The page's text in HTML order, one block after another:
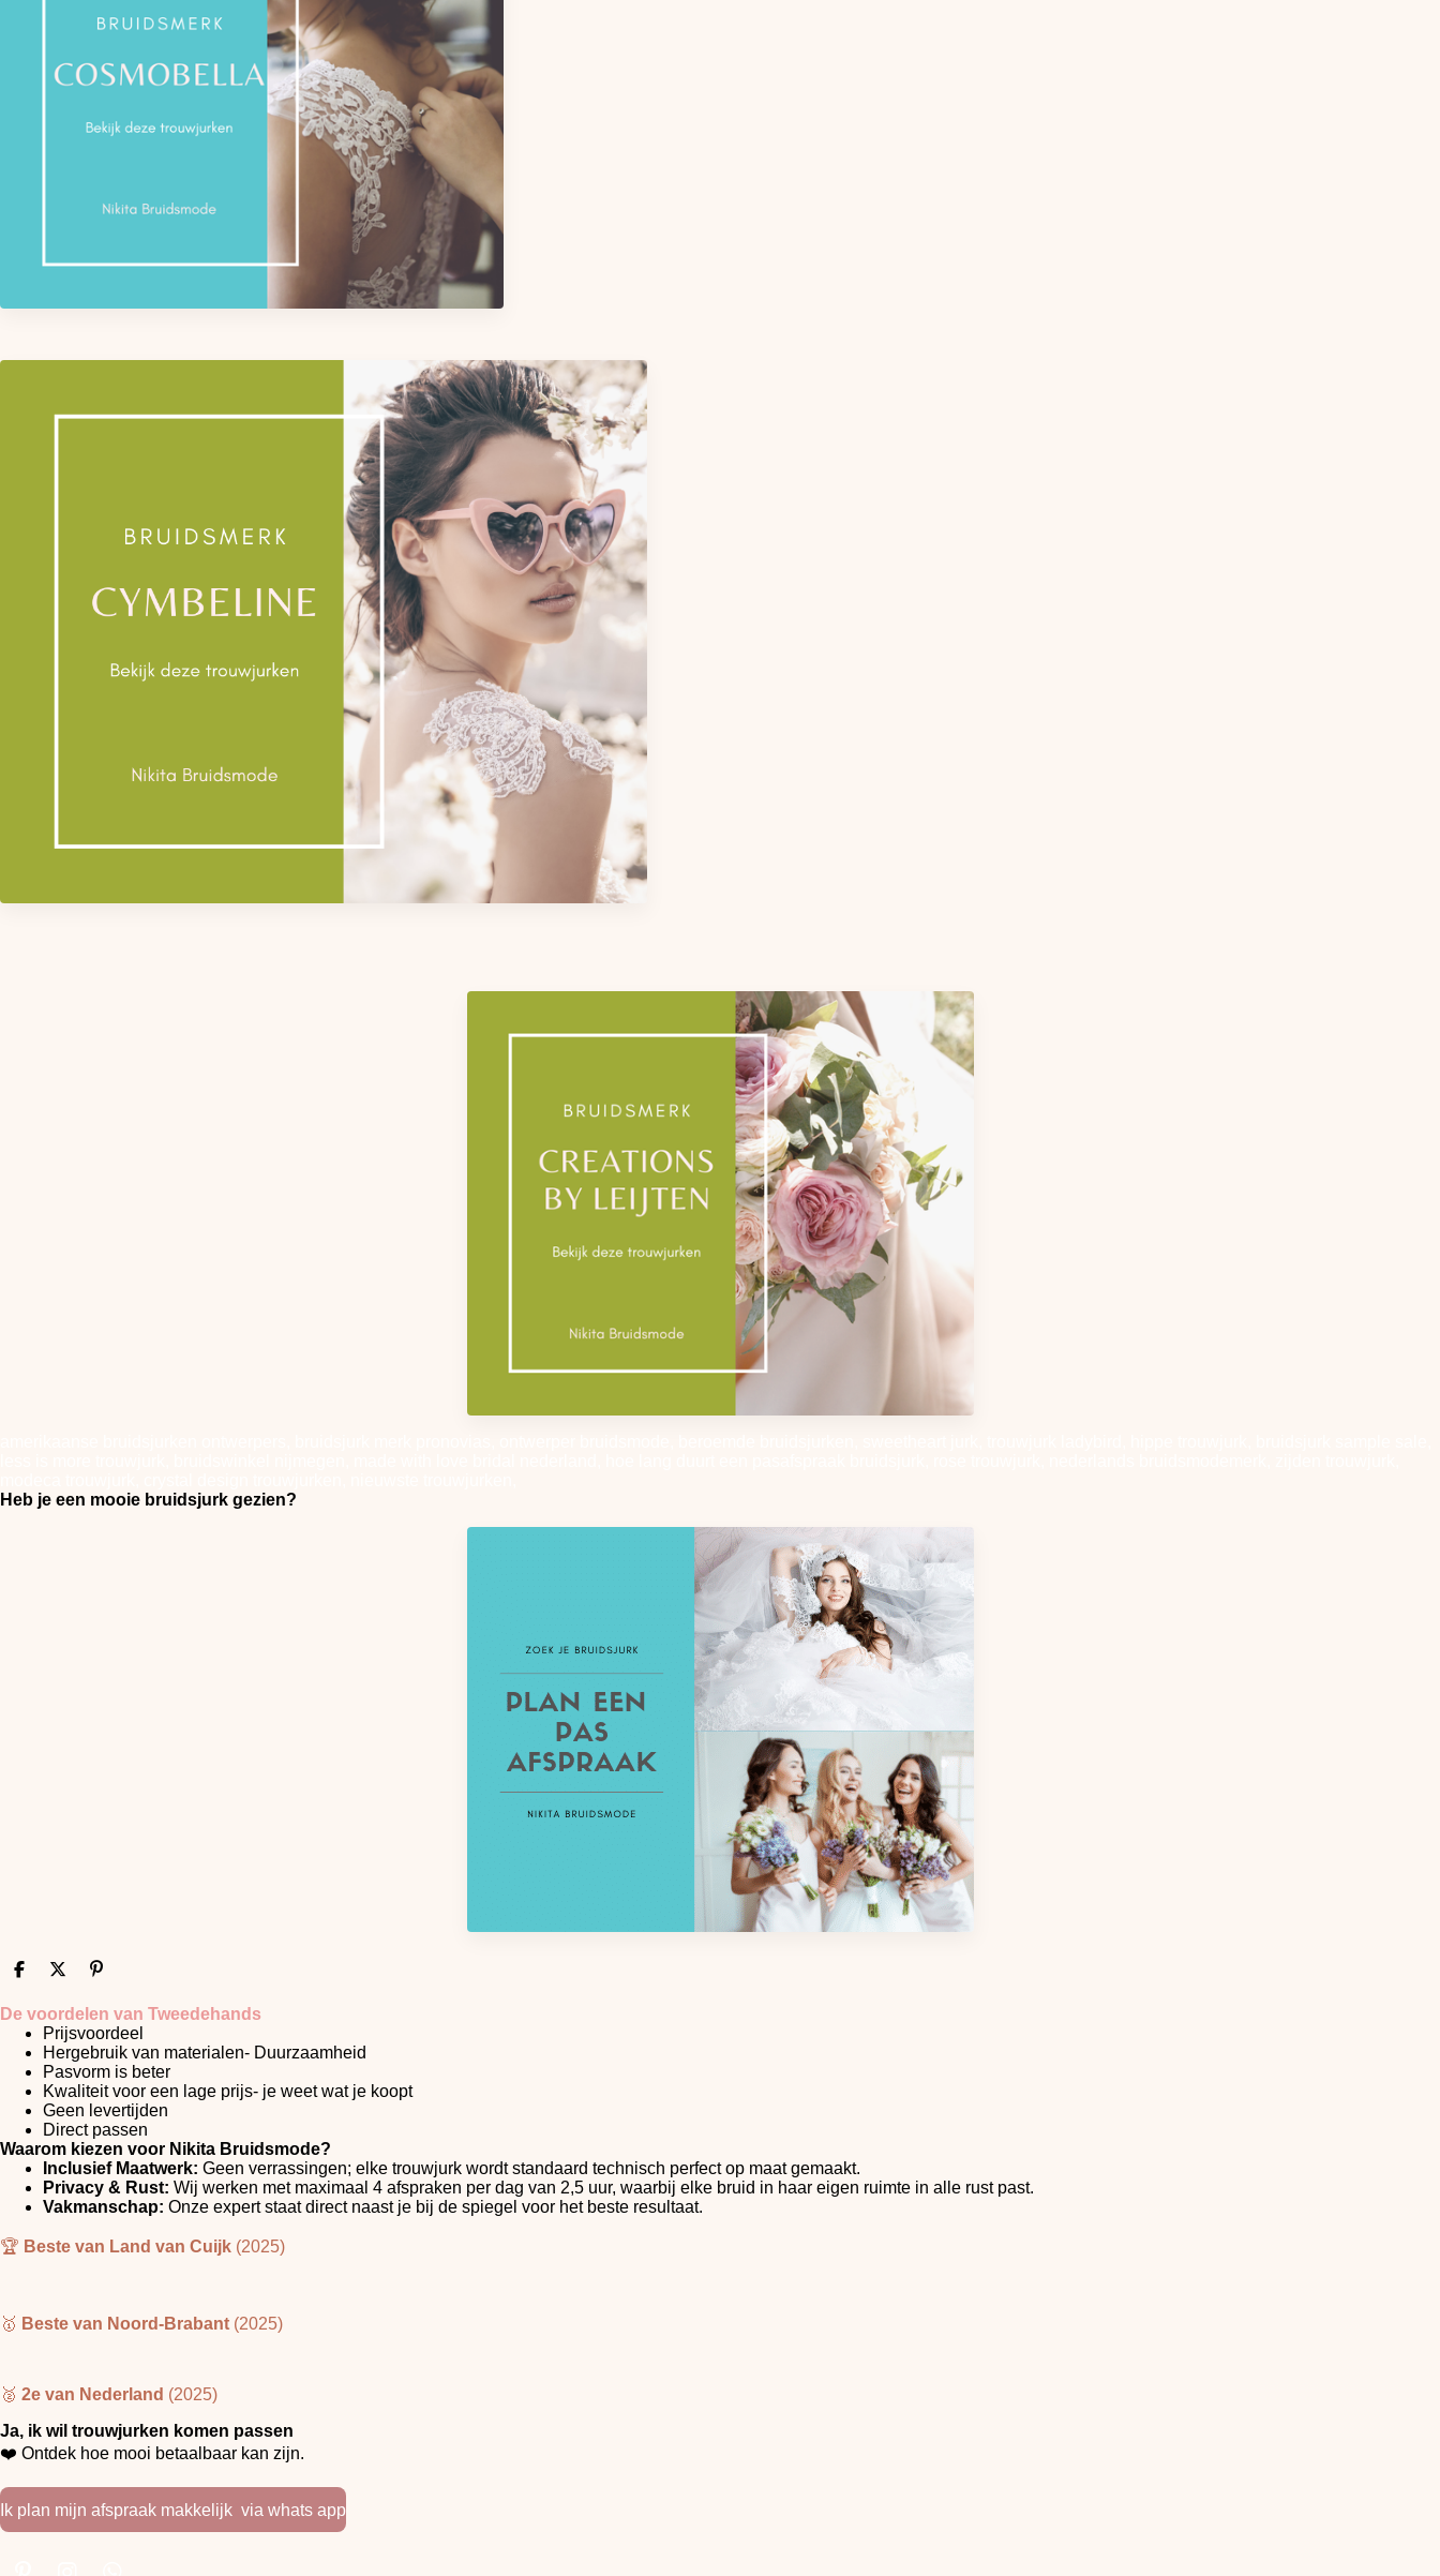
Heb je een mooie bruidsjurk gezien?
D
l
D
e
l
P
n
n
e
n
De voordelen van Tweedehands
Prijsvoordeel
Hergebruik van materialen- Duurzaamheid
Pasvorm is beter
Kwaliteit voor een lage prijs- je weet wat je koopt
Geen levertijden
Direct passen
Waarom kiezen voor Nikita Bruidsmode?
Inclusief Maatwerk: Geen verrassingen; elke trouwjurk wordt standaard technisch perfect op maat gemaakt.
Privacy & Rust: Wij werken met maximaal 4 afspraken per dag van 2,5 uur, waarbij elke bruid in haar eigen ruimte in alle rust past.
Vakmanschap: Onze expert staat direct naast je bij de spiegel voor het beste resultaat.
🏆 Beste van Land van Cuijk (2025)
🥇 Beste van Noord-Brabant (2025)
🥈 2e van Nederland (2025)
Ja, ik wil trouwjurken komen passen
❤️ Ontdek hoe mooi betaalbaar kan zijn.
Ik plan mijn afspraak makkelijk via whats app